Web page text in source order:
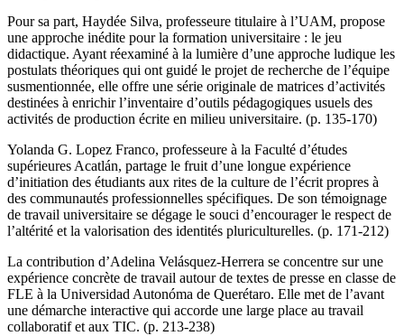
Pour sa part, Haydée Silva, professeure titulaire à l’UAM, propose
une approche inédite pour la formation universitaire : le jeu
didactique. Ayant réexaminé à la lumière d’une approche ludique les
postulats théoriques qui ont guidé le projet de recherche de l’équipe
susmentionnée, elle offre une série originale de matrices d’activités
destinées à enrichir l’inventaire d’outils pédagogiques usuels des
activités de production écrite en milieu universitaire. (p. 135-170)
Yolanda G. Lopez Franco, professeure à la Faculté d’études
supérieures Acatlán, partage le fruit d’une longue expérience
d’initiation des étudiants aux rites de la culture de l’écrit propres à
des communautés professionnelles spécifiques. De son témoignage
de travail universitaire se dégage le souci d’encourager le respect de
l’altérité et la valorisation des identités pluriculturelles. (p. 171-212)
La contribution d’Adelina Velásquez-Herrera se concentre sur une
expérience concrète de travail autour de textes de presse en classe de
FLE à la Universidad Autonóma de Querétaro. Elle met de l’avant
une démarche interactive qui accorde une large place au travail
collaboratif et aux TIC. (p. 213-238)